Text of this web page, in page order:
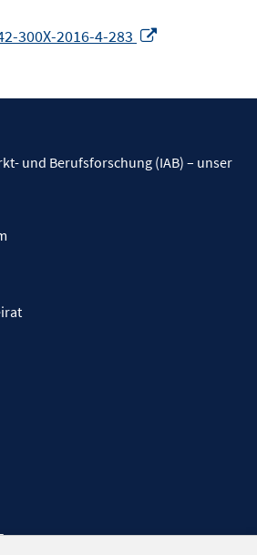
300X-2016-4-283
öffnen
und Berufsforschung (IAB) – unser